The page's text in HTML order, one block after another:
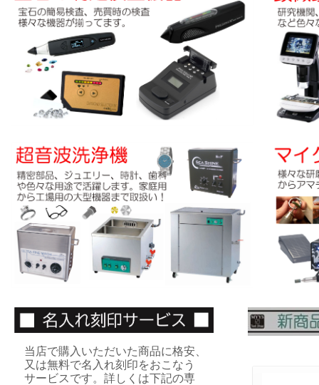
当店で購入いただいた商品に格安、
又は無料で名入れ刻印をおこなう
サービスです。詳しくは下記の専